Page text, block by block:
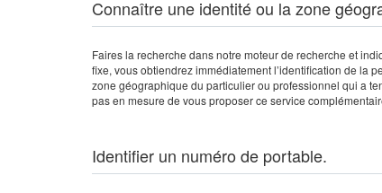
Connaître une identité ou la zone
Faires la recherche dans notre moteur de recherche et
fixe, vous obtiendrez immédiatement l’identification de la
zone géographique du particulier ou professionnel qui a
pas en mesure de vous proposer ce service
Identifier un numéro de portable.